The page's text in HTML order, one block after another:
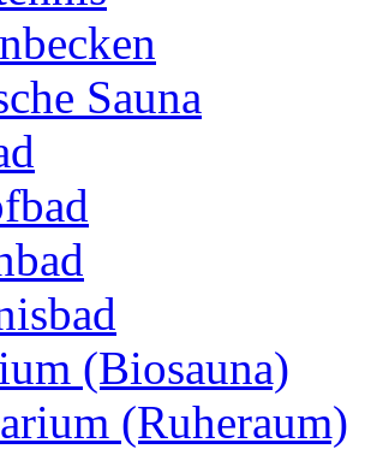
Sauna
(Biosauna)
(Ruheraum)